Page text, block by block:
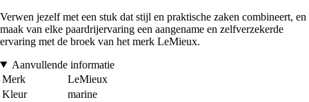
Verwen jezelf met een stuk dat stijl en praktische zaken combineert, en
maak van elke paardrijervaring een aangename en zelfverzekerde
ervaring met de broek van het merk LeMieux.
Aanvullende informatie
Merk
LeMieux
Kleur
marine